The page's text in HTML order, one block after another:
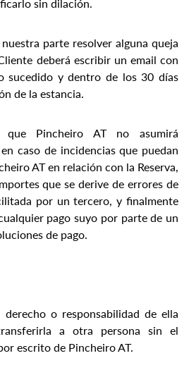
parte resolver alguna queja
deberá escribir un email con
sucedido y dentro de los 30 días
de la estancia.
que Pincheiro AT no asumirá
caso de incidencias que puedan
AT en relación con la Reserva,
que se derive de errores de
por un tercero, y finalmente
pago suyo por parte de un
de pago.
derecho o responsabilidad de ella
a otra persona sin el
escrito de Pincheiro AT.